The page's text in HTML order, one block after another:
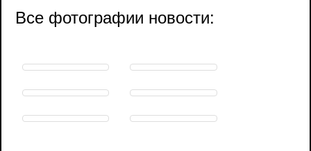
Все фотографии новости: